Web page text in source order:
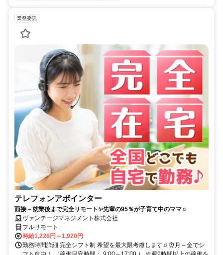
業務委託
テレフォンアポインター
面接～就業後まで完全リモート✨先輩の95％が子育て中のママ♫
ヴァンテージマネジメント株式会社
フルリモート
時給1,226円～1,920円
勤務時間詳細 完全シフト制 希望を最大限考慮します♫ ⏰月～金でシ